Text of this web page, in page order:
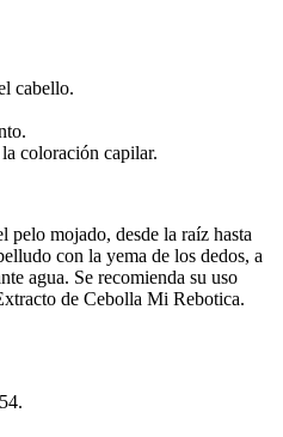
cabello.
coloración capilar.
pelo mojado, desde la raíz hasta
con la yema de los dedos, a
agua. Se recomienda su uso
de Cebolla Mi Rebotica.